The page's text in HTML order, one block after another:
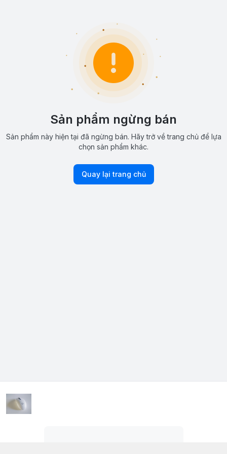
Sản phẩm ngừng bán
Sản phẩm này hiện tại đã ngừng bán. Hãy trở về trang chủ để lựa
chọn sản phẩm khác.
Quay lại trang chủ